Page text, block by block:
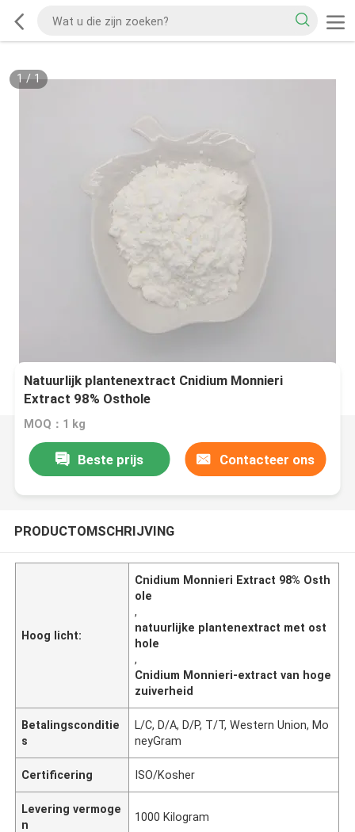
1/1
Natuurlijk plantenextract Cnidium Monnieri
Extract 98% Osthole
MOQ：1 kg
Beste prijs Contacteer ons
PRODUCTOMSCHRIJVING
Hoog licht:
Cnidium Monnieri Extract 98% Osth
ole
,
natuurlijke plantenextract met ost
hole
,
Cnidium Monnieri-extract van hoge
zuiverheid
Betalingsconditie
s
L/C, D/A, D/P, T/T, Western Union, Mo
neyGram
Certificering ISO/Kosher
Levering vermoge
n
1000 Kilogram